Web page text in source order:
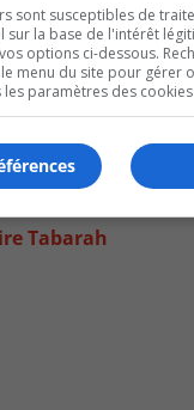
Tabarah
sont susceptibles de
sur la base de l'intérêt
options ci-dessous.
menu du site pour gérer
les paramètres des